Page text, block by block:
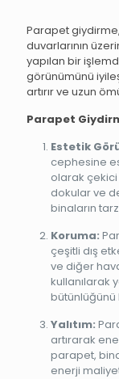
Parapet
duvarlarının
yapılan bir
görünümünü
artırır ve uzun
Parapet
Estetik
cephesine
olarak çekici
dokular ve
binaların
Koruma:
çeşitli dış
ve diğer
kullanılarak
bütünlüğünü
Yalıtım:
artırarak
parapet,
enerji